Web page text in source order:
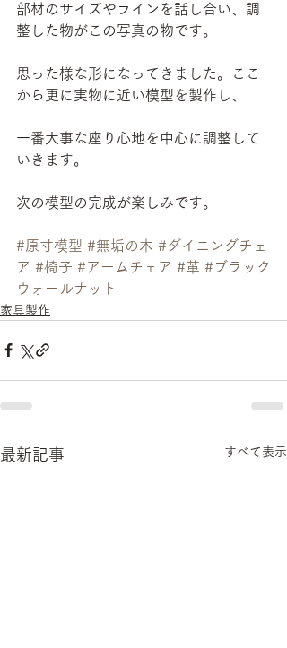
部材のサイズやラインを話し合い、調
整した物がこの写真の物です。
思った様な形になってきました。ここ
から更に実物に近い模型を製作し、
一番大事な座り心地を中心に調整して
いきます。
次の模型の完成が楽しみです。
#原寸模型 #無垢の木 #ダイニングチェ
ア #椅子 #アームチェア #革 #ブラック
ウォールナット
家具製作
最新記事 すべて表示